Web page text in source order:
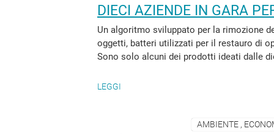
DIECI AZIENDE IN GARA
Un algoritmo sviluppato per la rimozione
oggetti, batteri utilizzati per il restauro di
Sono solo alcuni dei prodotti ideati dalle
LEGGI
AMBIENTE ,